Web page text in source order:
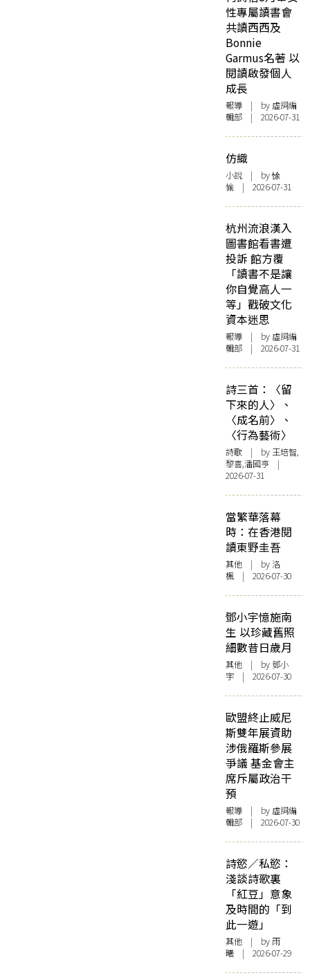
性專屬讀書會
共讀西西及
Bonnie
Garmus名著 以
閱讀啟發個人
成長
報導 | by 虛詞編
輯部 | 2026-07-31
仿織
小說 | by 悇
愉 | 2026-07-31
杭州流浪漢入
圖書館看書遭
投訴 館方覆
「讀書不是讓
你自覺高人一
等」戳破文化
資本迷思
報導 | by 虛詞編
輯部 | 2026-07-31
詩三首：〈留
下來的人〉、
〈成名前〉、
〈行為藝術〉
詩歌 | by 王培智,
黎喜,潘國亨 |
2026-07-31
當繁華落幕
時：在香港閱
讀東野圭吾
其他 | by洛
楓 | 2026-07-30
鄧小宇憶施南
生 以珍藏舊照
細數昔日歲月
其他 | by 鄧小
宇 | 2026-07-30
歐盟終止威尼
斯雙年展資助
涉俄羅斯參展
爭議 基金會主
席斥屬政治干
預
報導 | by 虛詞編
輯部 | 2026-07-30
詩慾／私慾：
淺談詩歌裏
「紅豆」意象
及時間的「到
此一遊」
其他 | by 雨
曦 | 2026-07-29